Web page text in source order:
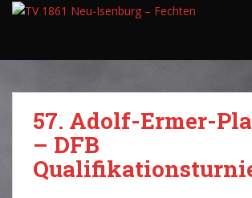
p
57. Adolf-Ermer-
– DFB